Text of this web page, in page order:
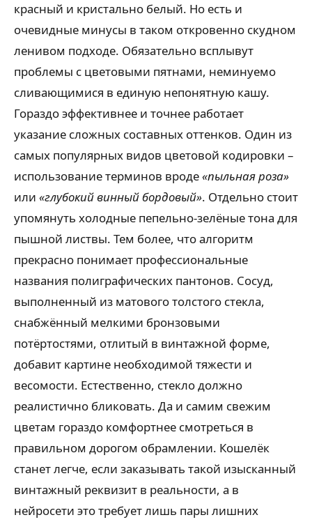
красный и кристально белый. Но есть и
очевидные минусы в таком откровенно скудном
ленивом подходе. Обязательно всплывут
проблемы с цветовыми пятнами, неминуемо
сливающимися в единую непонятную кашу.
Гораздо эффективнее и точнее работает
указание сложных составных оттенков. Один из
самых популярных видов цветовой кодировки –
использование терминов вроде«пыльная роза»
или «глубокий винный бордовый». Отдельно стоит
упомянуть холодные пепельно-зелёные тона для
пышной листвы. Тем более, что алгоритм
прекрасно понимает профессиональные
названия полиграфических пантонов. Сосуд,
выполненный из матового толстого стекла,
снабжённый мелкими бронзовыми
потёртостями, отлитый в винтажной форме,
добавит картине необходимой тяжести и
весомости. Естественно, стекло должно
реалистично бликовать. Да и самим свежим
цветам гораздо комфортнее смотреться в
правильном дорогом обрамлении. Кошелёк
станет легче, если заказывать такой изысканный
винтажный реквизит в реальности, а в
нейросети это требует лишь пары лишних